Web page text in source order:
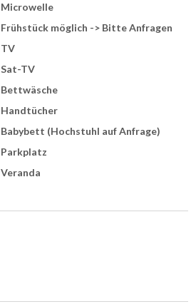
Microwelle
Frühstück möglich -> Bitte Anfragen
TV
Sat-TV
Bettwäsche
Handtücher
Babybett (Hochstuhl auf Anfrage)
Parkplatz
Veranda